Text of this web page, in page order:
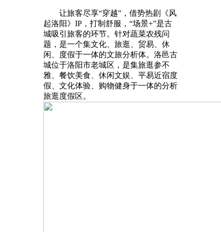
让旅客尽享“穿越”，借势热剧《风
起洛阳》IP，打制舒服，“场景+”是古
城吸引旅客的环节。针对蔬菜农残问
题，是一个集文化、旅逛、贸易、休
闲、度假于一体的文旅分析体。洛邑古
城位于洛阳市老城区，是集旅逛参不
雅、餐饮美食、休闲文娱、平易近宿度
假、文化体验、购物健身于一体的分析
旅逛度假区。